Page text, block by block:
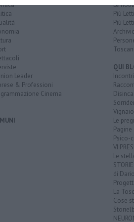
Leader
& Professioni
Cinema
Le
Più
Più
QUI
Le
Psico-
VI
Le
di
La
Cose